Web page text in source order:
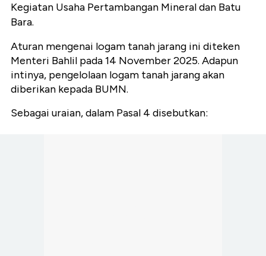
Kegiatan Usaha Pertambangan Mineral dan Batu
Bara.
Aturan mengenai logam tanah jarang ini diteken
Menteri Bahlil pada 14 November 2025. Adapun
intinya, pengelolaan logam tanah jarang akan
diberikan kepada BUMN.
Sebagai uraian, dalam Pasal 4 disebutkan: